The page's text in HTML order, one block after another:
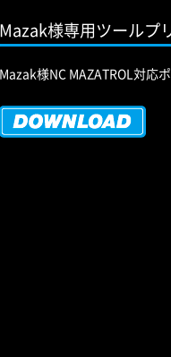
Mazak様専用ツールプ
Mazak様NC MAZATROL対応